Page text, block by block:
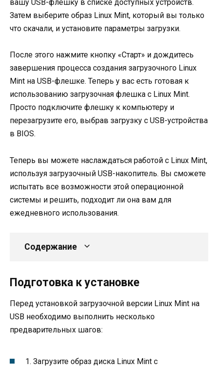
вашу USB-флешку в списке доступных устройств.
Затем выберите образ Linux Mint, который вы только
что скачали, и установите параметры загрузки.
После этого нажмите кнопку «Старт» и дождитесь
завершения процесса создания загрузочного Linux
Mint на USB-флешке. Теперь у вас есть готовая к
использованию загрузочная флешка с Linux Mint.
Просто подключите флешку к компьютеру и
перезагрузите его, выбрав загрузку с USB-устройства
в BIOS.
Теперь вы можете наслаждаться работой с Linux Mint,
используя загрузочный USB-накопитель. Вы сможете
испытать все возможности этой операционной
системы и решить, подходит ли она вам для
ежедневного использования.
Содержание
Подготовка к установке
Перед установкой загрузочной версии Linux Mint на
USB необходимо выполнить несколько
предварительных шагов:
1. Загрузите образ диска Linux Mint с